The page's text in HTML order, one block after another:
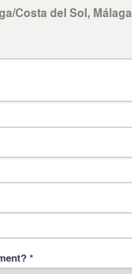
Costa del Sol, Málaga
*